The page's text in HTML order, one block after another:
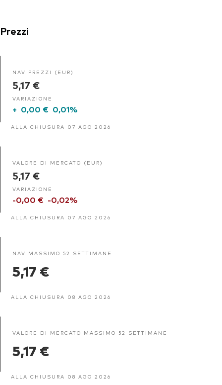
Prezzi
NAV PREZZI (EUR)
5,17 €
VARIAZIONE
+ 0,00 € 0,01%
ALLA CHIUSURA 07 AGO 2026
VALORE DI MERCATO (EUR)
5,17 €
VARIAZIONE
-0,00 € -0,02%
ALLA CHIUSURA 07 AGO 2026
NAV MASSIMO 52 SETTIMANE
5,17 €
ALLA CHIUSURA 08 AGO 2026
VALORE DI MERCATO MASSIMO 52 SETTIMANE
5,17 €
ALLA CHIUSURA 08 AGO 2026